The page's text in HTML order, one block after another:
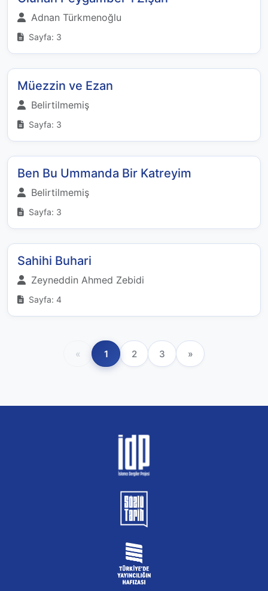
Adnan Türkmenoğlu
Sayfa: 3
Müezzin ve Ezan
Belirtilmemiş
Sayfa: 3
Ben Bu Ummanda Bir Katreyim
Belirtilmemiş
Sayfa: 3
Sahihi Buhari
Zeyneddin Ahmed Zebidi
Sayfa: 4
« 1 2 3 »